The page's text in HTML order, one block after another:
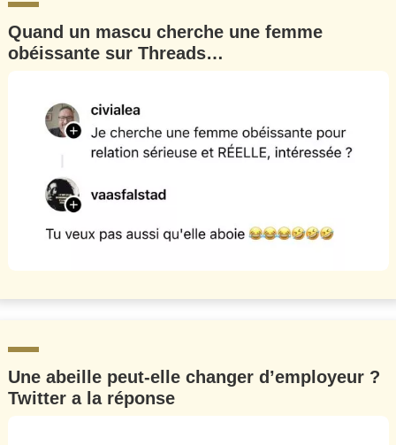
Quand un mascu cherche une femme
obéissante sur Threads…
Une abeille peut-elle changer d’employeur ?
Twitter a la réponse